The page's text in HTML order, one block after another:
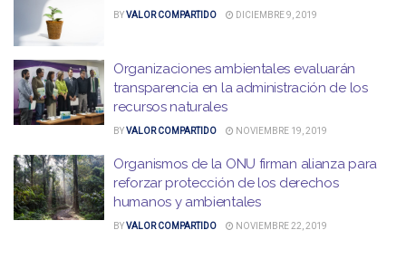
BYVALOR COMPARTIDO DICIEMBRE 9, 2019
Organizaciones ambientales evaluarán
transparencia en la administración de los
recursos naturales
BYVALOR COMPARTIDO NOVIEMBRE 19, 2019
Organismos de la ONU firman alianza para
reforzar protección de los derechos
humanos y ambientales
BYVALOR COMPARTIDO NOVIEMBRE 22, 2019